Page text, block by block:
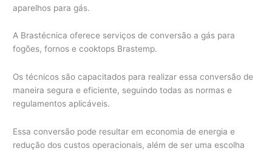
aparelhos para gás.
A Brastécnica oferece serviços de conversão a gás para
fogões, fornos e cooktops Brastemp.
Os técnicos são capacitados para realizar essa conversão de
maneira segura e eficiente, seguindo todas as normas e
regulamentos aplicáveis.
Essa conversão pode resultar em economia de energia e
redução dos custos operacionais, além de ser uma escolha